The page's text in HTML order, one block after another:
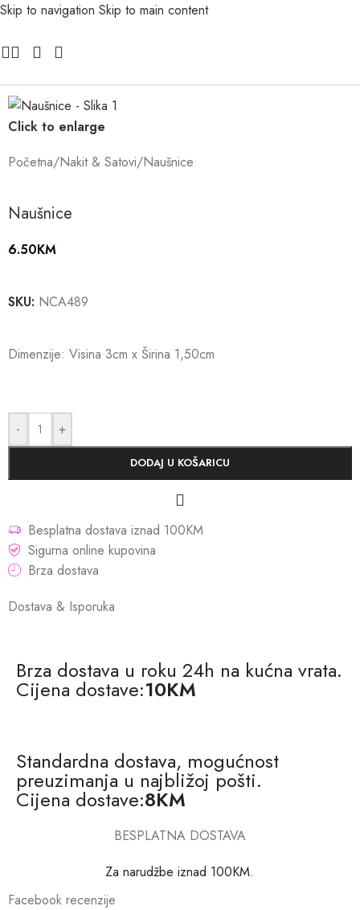
Skip to navigation Skip to main content
Click to enlarge
Početna/Nakit & Satovi/Naušnice
Naušnice
6.50KM
SKU: NCA489
Dimenzije: Visina 3cm x Širina 1,50cm
- +
DODAJ U KOŠARICU
Besplatna dostava iznad 100KM
Sigurna online kupovina
Brza dostava
Dostava & Isporuka
Brza dostava u roku 24h na kućna vrata.
Cijena dostave:10KM
Standardna dostava, mogućnost
preuzimanja u najbližoj pošti.
Cijena dostave:8KM
BESPLATNA DOSTAVA
Za narudžbe iznad 100KM.
Facebook recenzije